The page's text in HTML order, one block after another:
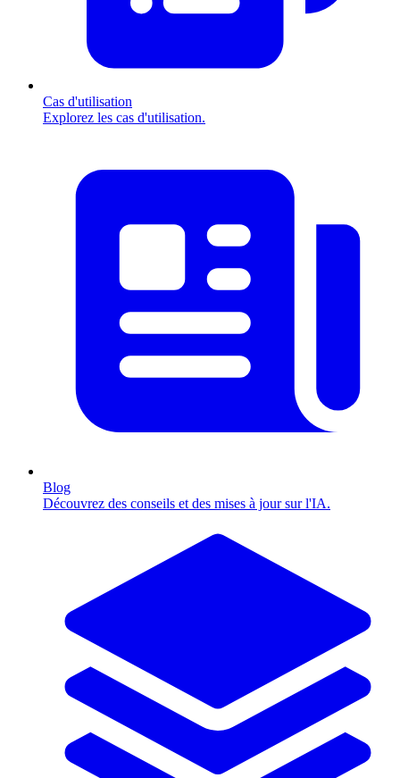
Cas d'utilisation
Explorez les cas d'utilisation.
Blog
Découvrez des conseils et des mises à jour sur l'IA.